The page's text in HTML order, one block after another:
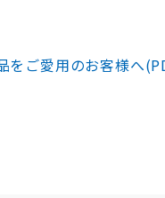
ご愛用のお客様へ